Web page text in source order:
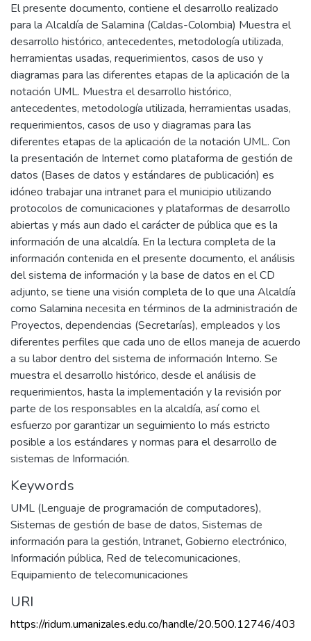
El presente documento, contiene el desarrollo realizado
para la Alcaldía de Salamina (Caldas-Colombia) Muestra el
desarrollo histórico, antecedentes, metodología utilizada,
herramientas usadas, requerimientos, casos de uso y
diagramas para las diferentes etapas de la aplicación de la
notación UML. Muestra el desarrollo histórico,
antecedentes, metodología utilizada, herramientas usadas,
requerimientos, casos de uso y diagramas para las
diferentes etapas de la aplicación de la notación UML. Con
la presentación de Internet como plataforma de gestión de
datos (Bases de datos y estándares de publicación) es
idóneo trabajar una intranet para el municipio utilizando
protocolos de comunicaciones y plataformas de desarrollo
abiertas y más aun dado el carácter de pública que es la
información de una alcaldía. En la lectura completa de la
información contenida en el presente documento, el análisis
del sistema de información y la base de datos en el CD
adjunto, se tiene una visión completa de lo que una Alcaldía
como Salamina necesita en términos de la administración de
Proyectos, dependencias (Secretarías), empleados y los
diferentes perfiles que cada uno de ellos maneja de acuerdo
a su labor dentro del sistema de información Interno. Se
muestra el desarrollo histórico, desde el análisis de
requerimientos, hasta la implementación y la revisión por
parte de los responsables en la alcaldía, así como el
esfuerzo por garantizar un seguimiento lo más estricto
posible a los estándares y normas para el desarrollo de
sistemas de Información.
Keywords
UML (Lenguaje de programación de computadores),
Sistemas de gestión de base de datos, Sistemas de
información para la gestión, lntranet, Gobierno electrónico,
Información pública, Red de telecomunicaciones,
Equipamiento de telecomunicaciones
URI
https://ridum.umanizales.edu.co/handle/20.500.12746/403